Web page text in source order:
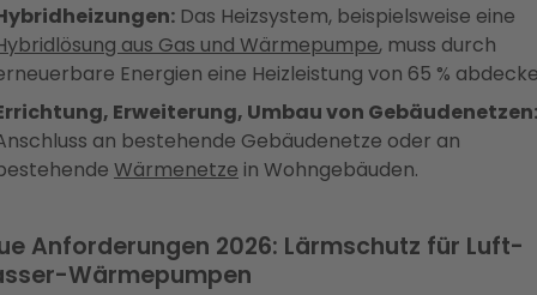
Das Heizsystem, beispielsweise eine
aus Gas und Wärmepumpe, muss durch
Energien eine Heizleistung von 65 %
Erweiterung, Umbau von Gebäudenetzen:
an bestehende Gebäudenetze oder an
Wärmenetze in Wohngebäuden.
Anforderungen 2026: Lärmschutz für Luft-
Wärmepumpen